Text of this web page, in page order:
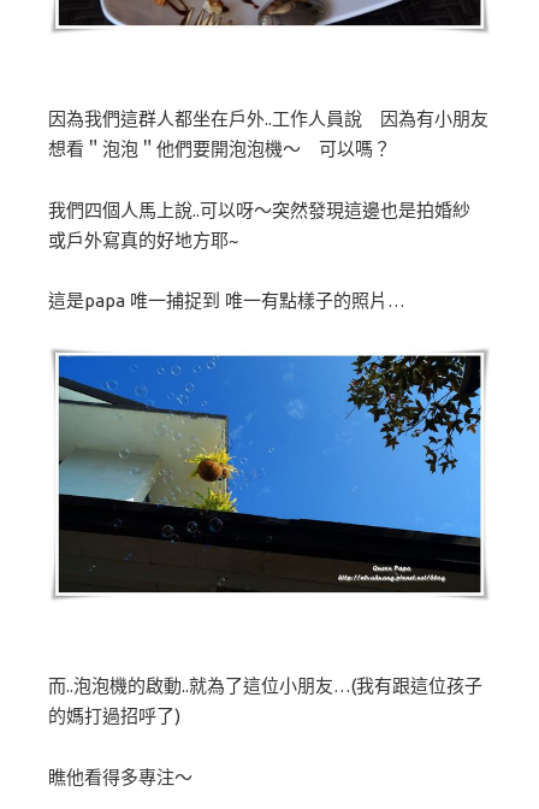
因為我們這群人都坐在戶外..工作人員說 因為有小朋友
想看＂泡泡＂他們要開泡泡機～ 可以嗎？
我們四個人馬上說..可以呀～突然發現這邊也是拍婚紗
或戶外寫真的好地方耶~
這是papa 唯一捕捉到 唯一有點樣子的照片…
而..泡泡機的啟動..就為了這位小朋友…(我有跟這位孩子
的媽打過招呼了)
瞧他看得多專注～